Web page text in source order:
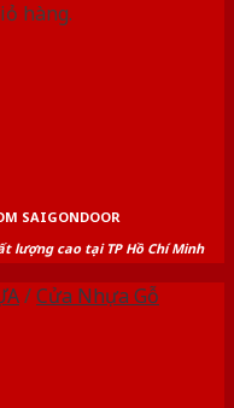
hàng.
SAIGONDOOR
lượng cao tại TP Hồ Chí Minh
/Cửa Nhựa Gỗ